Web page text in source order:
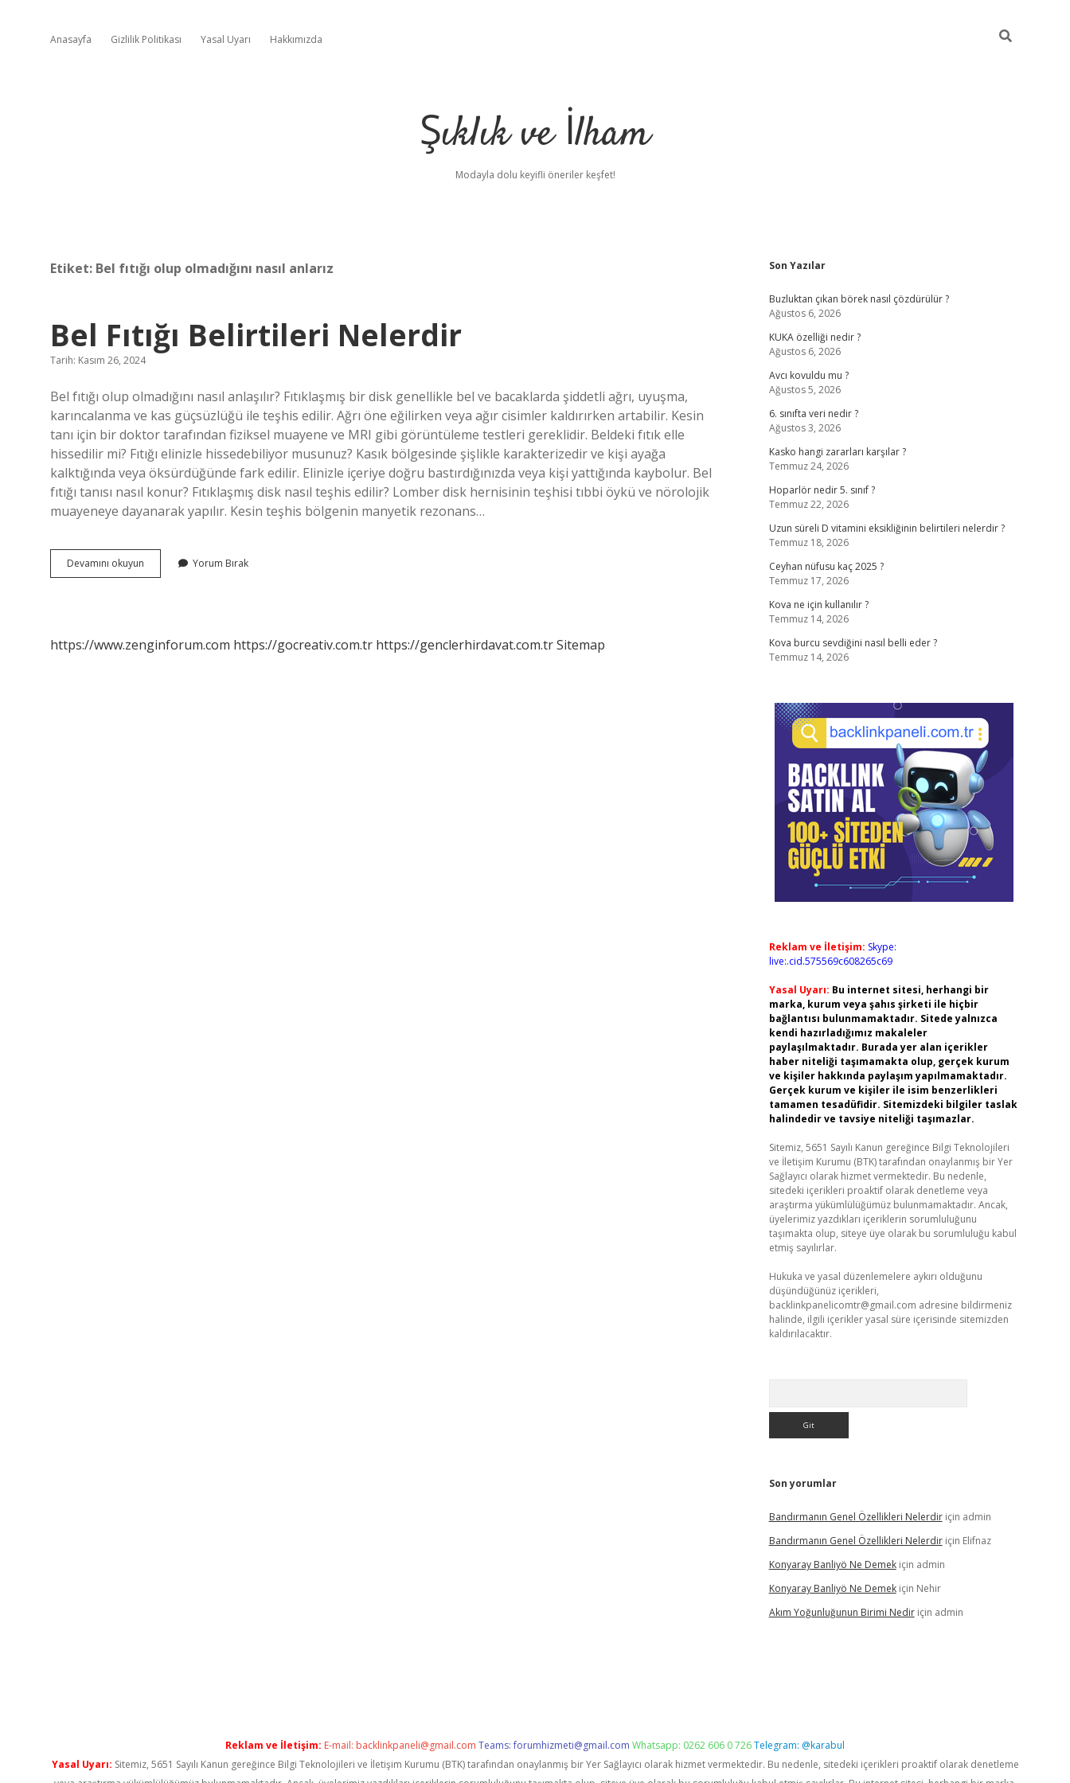
Anasayfa Gizlilik Politikası Yasal Uyarı Hakkımızda
Şıklık ve İlham
Modayla dolu keyifli öneriler keşfet!
Etiket: Bel fıtığı olup olmadığını nasıl anlarız
Bel Fıtığı Belirtileri Nelerdir
Tarih: Kasım 26, 2024
Bel fıtığı olup olmadığını nasıl anlaşılır? Fıtıklaşmış bir disk genellikle bel ve bacaklarda şiddetli ağrı, uyuşma,
karıncalanma ve kas güçsüzlüğü ile teşhis edilir. Ağrı öne eğilirken veya ağır cisimler kaldırırken artabilir. Kesin
tanı için bir doktor tarafından fiziksel muayene ve MRI gibi görüntüleme testleri gereklidir. Beldeki fıtık elle
hissedilir mi? Fıtığı elinizle hissedebiliyor musunuz? Kasık bölgesinde şişlikle karakterizedir ve kişi ayağa
kalktığında veya öksürdüğünde fark edilir. Elinizle içeriye doğru bastırdığınızda veya kişi yattığında kaybolur. Bel
fıtığı tanısı nasıl konur? Fıtıklaşmış disk nasıl teşhis edilir? Lomber disk hernisinin teşhisi tıbbi öykü ve nörolojik
muayeneye dayanarak yapılır. Kesin teşhis bölgenin manyetik rezonans…
Devamını okuyun
Fıtığı
Yorum Bırak
https://www.zenginforum.com https://gocreativ.com.tr https://genclerhirdavat.com.trSitemap
Sidebar
Son Yazılar
Buzluktan çıkan börek nasıl çözdürülür ?
Ağustos 6, 2026
KUKA özelliği nedir ?
Ağustos 6, 2026
Avcı kovuldu mu ?
Ağustos 5, 2026
6. sınıfta veri nedir ?
Ağustos 3, 2026
Kasko hangi zararları karşılar ?
Temmuz 24, 2026
Hoparlör nedir 5. sınıf ?
Temmuz 22, 2026
Uzun süreli D vitamini eksikliğinin belirtileri nelerdir ?
Temmuz 18, 2026
Ceyhan nüfusu kaç 2025 ?
Temmuz 17, 2026
Kova ne için kullanılır ?
Temmuz 14, 2026
Kova burcu sevdiğini nasıl belli eder ?
Temmuz 14, 2026
Reklam ve İletişim: Skype:
live:.cid.575569c608265c69
Yasal Uyarı: Bu internet sitesi, herhangi bir
marka, kurum veya şahıs şirketi ile hiçbir
bağlantısı bulunmamaktadır. Sitede yalnızca
kendi hazırladığımız makaleler
paylaşılmaktadır. Burada yer alan içerikler
haber niteliği taşımamakta olup, gerçek kurum
ve kişiler hakkında paylaşım yapılmamaktadır.
Gerçek kurum ve kişiler ile isim benzerlikleri
tamamen tesadüfidir. Sitemizdeki bilgiler taslak
halindedir ve tavsiye niteliği taşımazlar.
Sitemiz, 5651 Sayılı Kanun gereğince Bilgi Teknolojileri
ve İletişim Kurumu (BTK) tarafından onaylanmış bir Yer
Sağlayıcı olarak hizmet vermektedir. Bu nedenle,
sitedeki içerikleri proaktif olarak denetleme veya
araştırma yükümlülüğümüz bulunmamaktadır. Ancak,
üyelerimiz yazdıkları içeriklerin sorumluluğunu
taşımakta olup, siteye üye olarak bu sorumluluğu kabul
etmiş sayılırlar.
Hukuka ve yasal düzenlemelere aykırı olduğunu
düşündüğünüz içerikleri,
backlinkpanelicomtr@gmail.com adresine bildirmeniz
halinde, ilgili içerikler yasal süre içerisinde sitemizden
kaldırılacaktır.
Son yorumlar
Bandırmanın Genel Özellikleri Nelerdiriçin admin
Bandırmanın Genel Özellikleri Nelerdiriçin Elifnaz
Konyaray Banliyö Ne Demekiçin admin
Konyaray Banliyö Ne Demekiçin Nehir
Akım Yoğunluğunun Birimi Nediriçin admin
Reklam ve İletişim: E-mail: backlinkpaneli@gmail.com Teams:forumhizmeti@gmail.com Whatsapp: 0262 606 0 726Telegram: @karabul
Yasal Uyarı: Sitemiz, 5651 Sayılı Kanun gereğince Bilgi Teknolojileri ve İletişim Kurumu (BTK) tarafından onaylanmış bir Yer Sağlayıcı olarak hizmet vermektedir. Bu nedenle, sitedeki içerikleri proaktif olarak denetleme